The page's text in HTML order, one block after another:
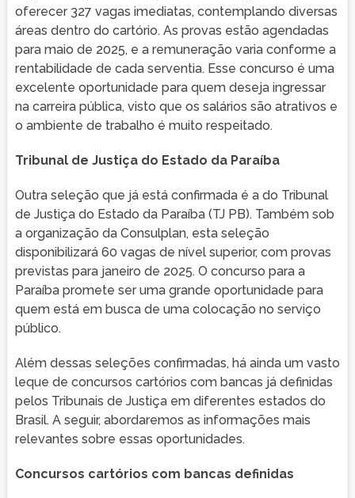
oferecer 327 vagas imediatas, contemplando diversas
áreas dentro do cartório. As provas estão agendadas
para maio de 2025, e a remuneração varia conforme a
rentabilidade de cada serventia. Esse concurso é uma
excelente oportunidade para quem deseja ingressar
na carreira pública, visto que os salários são atrativos e
o ambiente de trabalho é muito respeitado.
Tribunal de Justiça do Estado da Paraíba
Outra seleção que já está confirmada é a do Tribunal
de Justiça do Estado da Paraíba (TJ PB). Também sob
a organização da Consulplan, esta seleção
disponibilizará 60 vagas de nível superior, com provas
previstas para janeiro de 2025. O concurso para a
Paraíba promete ser uma grande oportunidade para
quem está em busca de uma colocação no serviço
público.
Além dessas seleções confirmadas, há ainda um vasto
leque de concursos cartórios com bancas já definidas
pelos Tribunais de Justiça em diferentes estados do
Brasil. A seguir, abordaremos as informações mais
relevantes sobre essas oportunidades.
Concursos cartórios com bancas definidas